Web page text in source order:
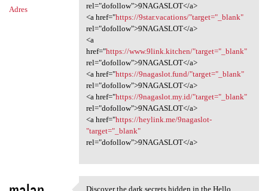
Adres
rel="dofollow">9NAGASLOT</a>
<a href="https://9star.vacations/"target="_blank"
rel="dofollow">9NAGASLOT</a>
<a
href="https://www.9link.kitchen/"target="_blank"
rel="dofollow">9NAGASLOT</a>
<a href="https://9nagaslot.fund/"target="_blank"
rel="dofollow">9NAGASLOT</a>
<a href="https://9nagaslot.my.id/"target="_blank"
rel="dofollow">9NAGASLOT</a>
<a href="https://heylink.me/9nagaslot-
"target="_blank"
rel="dofollow">9NAGASLOT</a>
Discover the dark secrets hidden in the Hello